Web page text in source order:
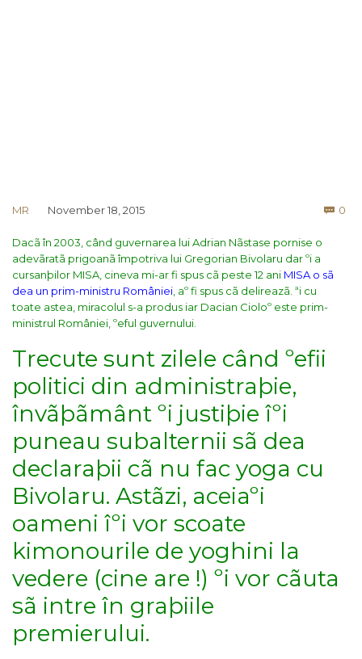
MR November 18, 2015  0
Dacã în 2003, când guvernarea lui Adrian Nãstase pornise o
adevãratã prigoanã împotriva lui Gregorian Bivolaru dar ºi a
cursanþilor MISA, cineva mi-ar fi spus cã peste 12 ani MISA o sã
dea un prim-ministru României , aº fi spus cã delireazã. ªi cu
toate astea, miracolul s-a produs iar Dacian Cioloº este prim-
ministrul României, ºeful guvernului.
Trecute sunt zilele când ºefii
politici din administraþie,
învãþãmânt ºi justiþie îºi
puneau subalternii sã dea
declaraþii cã nu fac yoga cu
Bivolaru. Astãzi, aceiaºi
oameni îºi vor scoate
kimonourile de yoghini la
vedere (cine are !) ºi vor cãuta
sã intre în graþiile
premierului.